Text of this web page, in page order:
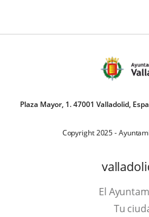
Plaza Mayor, 1. 47001 Valladolid,
Copyright 2025 -
El
Tu